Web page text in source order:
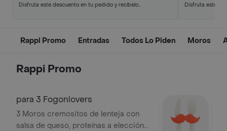
Disfruta este descuento en tu pedido y recíbelo
Disfruta este
Rappi Promo Entradas Todos Lo Piden Moros
Rappi Promo
para 3 Fogonlovers
3 Moros cremositos de lenteja con
salsa de queso, proteínas a elección